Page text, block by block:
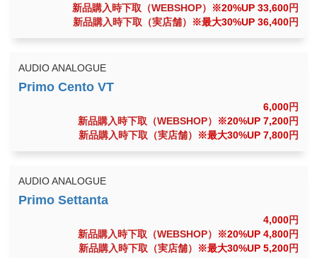
新品購入時下取（WEBSHOP）
※20%UP 33,600円
新品購入時下取（実店舗）
※最大30%UP 36,400円
AUDIO ANALOGUE
6,000円
新品購入時下取（WEBSHOP）
※20%UP 7,200円
新品購入時下取（実店舗）
※最大30%UP 7,800円
AUDIO ANALOGUE
4,000円
新品購入時下取（WEBSHOP）
※20%UP 4,800円
新品購入時下取（実店舗）
※最大30%UP 5,200円